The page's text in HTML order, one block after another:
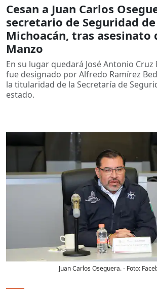
Cesan a Juan Carlos
secretario de Seguridad de
Michoacán, tras asesinato
Manzo
En su lugar quedará José Antonio
fue designado por Alfredo Ramírez
la titularidad de la Secretaría de
estado.
Juan Carlos Oseguera.- Foto: